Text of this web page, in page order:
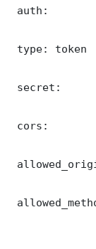
auth:
type: token
secret:
cors: